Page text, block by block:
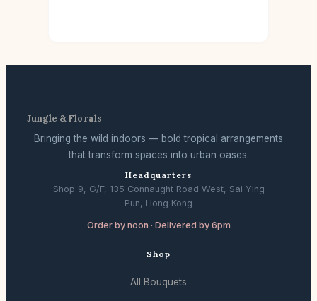
Jungle & Florals
Bringing the wild indoors — bold tropical arrangements
that transform spaces into urban oases.
Headquarters
Shop 9, G/F, 135 Connaught Road West, Sai Ying
Pun, Hong Kong
Order by noon · Delivered by 6pm
Shop
All Bouquets